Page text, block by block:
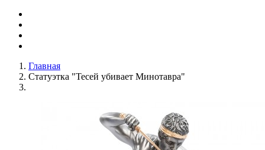
Главная
Статуэтка "Тесей убивает Минотавра"